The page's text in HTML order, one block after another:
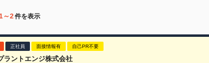
1～2件を表示
正社員 面接情報有 自己PR不要
ラントエンジ株式会社